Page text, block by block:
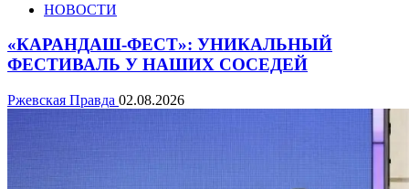
НОВОСТИ
«КАРАНДАШ-ФЕСТ»: УНИКАЛЬНЫЙ
ФЕСТИВАЛЬ У НАШИХ СОСЕДЕЙ
Ржевская Правда 02.08.2026